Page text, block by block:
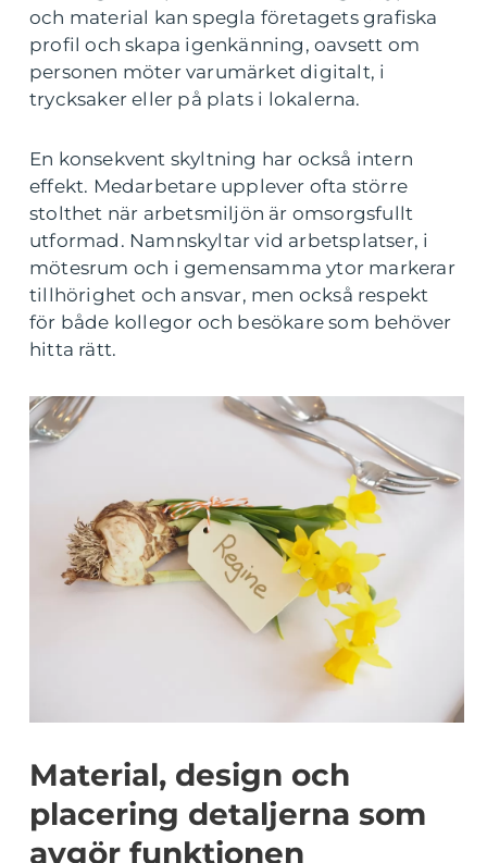
och material kan spegla företagets grafiska
profil och skapa igenkänning, oavsett om
personen möter varumärket digitalt, i
trycksaker eller på plats i lokalerna.
En konsekvent skyltning har också intern
effekt. Medarbetare upplever ofta större
stolthet när arbetsmiljön är omsorgsfullt
utformad. Namnskyltar vid arbetsplatser, i
mötesrum och i gemensamma ytor markerar
tillhörighet och ansvar, men också respekt
för både kollegor och besökare som behöver
hitta rätt.
Material, design och
placering detaljerna som
avgör funktionen